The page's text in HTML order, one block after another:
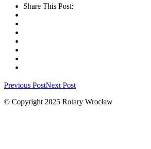
Share This Post:
Previous PostNext Post
© Copyright 2025 Rotary Wrocław